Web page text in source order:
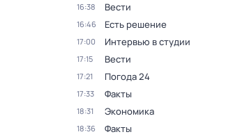
16:38 Вести
16:46 Есть решение
17:00 Интервью в студии
17:15 Вести
17:21 Погода 24
17:33 Факты
18:31 Экономика
18:36 Факты